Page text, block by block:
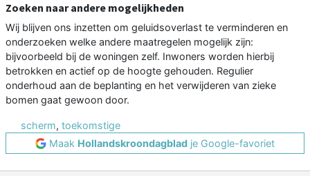
Zoeken naar andere mogelijkheden
Wij blijven ons inzetten om geluidsoverlast te verminderen en
onderzoeken welke andere maatregelen mogelijk zijn:
bijvoorbeeld bij de woningen zelf. Inwoners worden hierbij
betrokken en actief op de hoogte gehouden. Regulier
onderhoud aan de beplanting en het verwijderen van zieke
bomen gaat gewoon door.
scherm, toekomstige
Maak Hollandskroondagblad je Google-favoriet